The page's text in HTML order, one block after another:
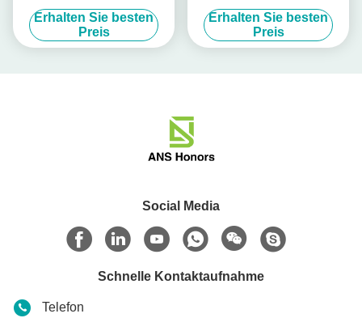
EVSE Standarderdung EV
kabel-
Erhalten Sie besten
Preis
Nissan Leaf Charging Cable
zu schreiben des
Elektroauto-7kW
Erhalten Sie besten
Preis
Social Media
Schnelle Kontaktaufnahme
Telefon